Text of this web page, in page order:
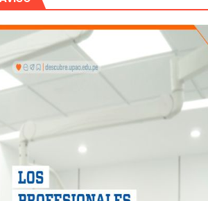
móvil en el primer semestre de 2026
DE LA LIBERTAD"
CON ENERGÍA” DE HIDRANDINA
de paga mientras no estés en casa
DE FLORENCIA DE MORA
MÍNIMAS DE SEGURIDAD